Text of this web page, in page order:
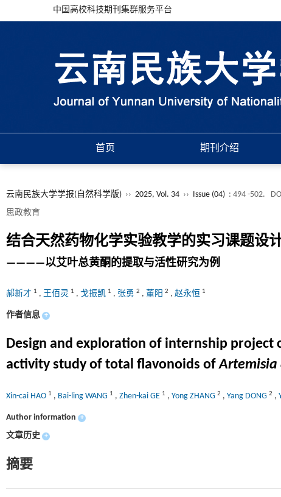
中国高校科技期刊集群服务平台
首页 期刊介绍
云南民族大学学报(自然科学版) ›› 2025, Vol. 34 ›› Issue (04) : 494 -502.
思政教育
结合天然药物化学实验教学的实习课题设
————以艾叶总黄酮的提取与活性研究为例
郝新才 1 , 王佰灵 1 , 戈振凯 1 , 张勇 2 , 董阳 2 , 赵永恒 1
作者信息 +
Design and exploration of internship
activity study of total flavonoids ofArtemisia
Xin-cai HAO 1 , Bai-ling WANG 1 , Zhen-kai GE 1 , Yong ZHANG 2 , Yang DONG 2 ,
Author information +
文章历史 +
摘要